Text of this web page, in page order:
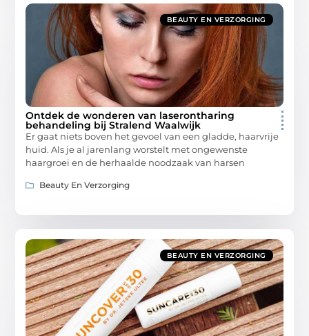
BEAUTY EN VERZORGING
Ontdek de wonderen van laserontharing
behandeling bij Stralend Waalwijk
Er gaat niets boven het gevoel van een gladde, haarvrije
huid. Als je al jarenlang worstelt met ongewenste
haargroei en de herhaalde noodzaak van harsen
Beauty En Verzorging
BEAUTY EN VERZORGING